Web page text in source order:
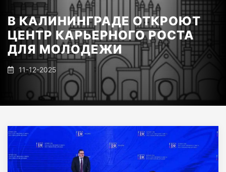
В КАЛИНИНГРАДЕ ОТКРОЮТ
ЦЕНТР КАРЬЕРНОГО РОСТА
ДЛЯ МОЛОДЕЖИ
11-12-2025